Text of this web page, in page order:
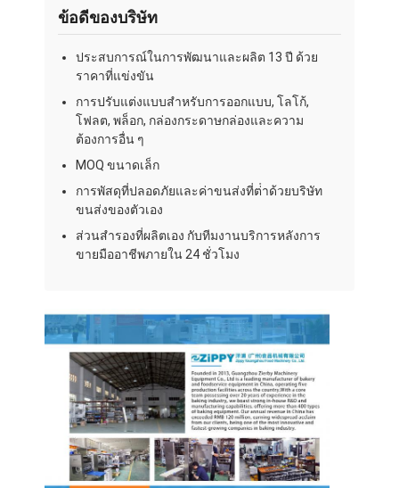
เครื่องปรับปรุงอาหาร
เครื่องรีดแป้ง
เครื่องตัดขนมปัง
เครื่องพิสูจน์เบเกอรี่
ตู้แช่แข็งสำหรับขึ้นรูปขนมปัง
เตาอบขนมพาณิชย์
เตาอบความร้อนหมุนเวียน
เตาอบแบบผสม
เตาอบพิซซ่า
อุปกรณ์เบเกอรี่ขนาดเล็ก
ข้อดีของบริษัท
ประสบการณ์ในการพัฒนาและผลิต 13 ปี ด้วย
ราคาที่แข่งขัน
การปรับแต่งแบบสําหรับการออกแบบ, โลโก้,
โฟลต, พล็อก, กล่องกระดาษกล่องและความ
ต้องการอื่น ๆ
MOQ ขนาดเล็ก
การพัสดุที่ปลอดภัยและค่าขนส่งที่ต่ําด้วยบริษัท
ขนส่งของตัวเอง
ส่วนสํารองที่ผลิตเอง กับทีมงานบริการหลังการ
ขายมืออาชีพภายใน 24 ชั่วโมง